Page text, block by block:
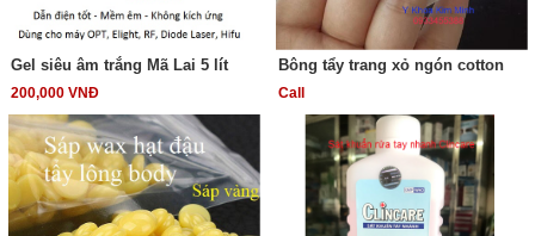
Gel siêu âm trắng Mã Lai 5 lít
200,000 VNĐ
Bông tẩy trang xỏ ngón cotton
Call